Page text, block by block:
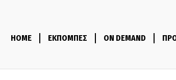
HOME ΕΚΠΟΜΠΕΣ ON DEMAND